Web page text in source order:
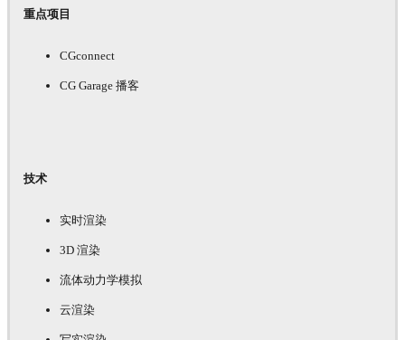
重点项目
CGconnect
CG Garage 播客
技术
实时渲染
3D 渲染
流体动力学模拟
云渲染